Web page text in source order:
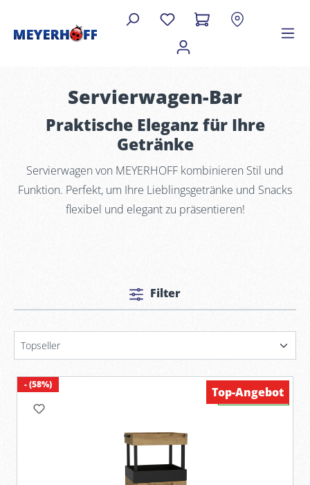
Servierwagen-Bar
Praktische Eleganz für Ihre
Getränke
Servierwagen von MEYERHOFF kombinieren Stil und
Funktion. Perfekt, um Ihre Lieblingsgetränke und Snacks
flexibel und elegant zu präsentieren!
Filter
- (58%)
Verfügbar
Top-Angebot